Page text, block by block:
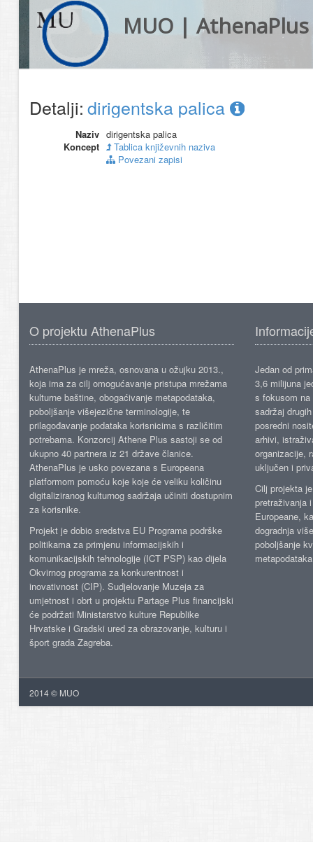
MUO | AthenaPlus
Detalji:dirigentska palica
Naziv dirigentska palica
Koncept
Tablica književnih naziva
Povezani zapisi
O projektu AthenaPlus
AthenaPlus je mreža, osnovana u ožujku 2013.,
koja ima za cilj omogućavanje pristupa mrežama
kulturne baštine, obogaćivanje metapodataka,
poboljšanje višejezične terminologije, te
prilagođavanje podataka korisnicima s različitim
potrebama. Konzorcij Athene Plus sastoji se od
ukupno 40 partnera iz 21 države članice.
AthenaPlus je usko povezana s Europeana
platformom pomoću koje koje će veliku količinu
digitaliziranog kulturnog sadržaja učiniti dostupnim
za korisnike.
Projekt je dobio sredstva EU Programa podrške
politikama za primjenu informacijskih i
komunikacijskih tehnologije (ICT PSP) kao dijela
Okvirnog programa za konkurentnost i
inovativnost (CIP). Sudjelovanje Muzeja za
umjetnost i obrt u projektu Partage Plus financijski
će podržati Ministarstvo kulture Republike
Hrvatske i Gradski ured za obrazovanje, kulturu i
šport grada Zagreba.
Jedan od
3,6 milijuna
s fokusom
sadržaj
posredni
arhivi,
organizacije,
uključen i
Cilj projekta
pretraživanja
Europeane,
dogradnja
poboljšanje
2014 © MUO